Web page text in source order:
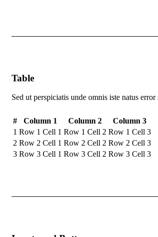
Table
Sed ut perspiciatis unde omnis iste natus
# Column 1 Column 2
Column 3
1 Row 1 Cell 1 Row 1 Cell 2 Row 1 Cell 3
2 Row 2 Cell 1 Row 2 Cell 2 Row 2 Cell 3
3 Row 3 Cell 1 Row 3 Cell 2 Row 3 Cell 3